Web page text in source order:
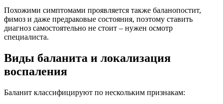
Похожими симптомами проявляется также баланопостит,
фимоз и даже предраковые состояния, поэтому ставить
диагноз самостоятельно не стоит – нужен осмотр
специалиста.
Виды баланита и локализация
воспаления
Баланит классифицируют по нескольким признакам: